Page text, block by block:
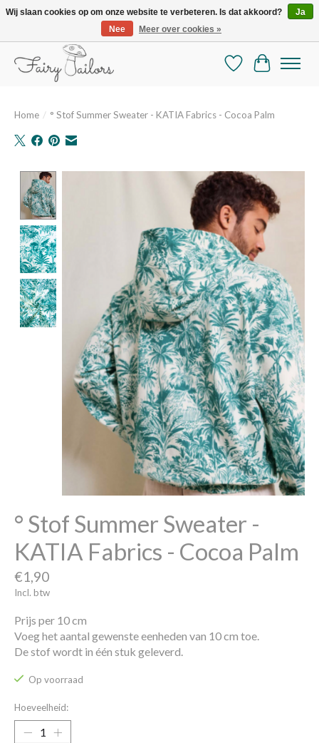
De mooiste online selectie stoffen en mercerie
Verlanglijst
Home / ° Stof Summer Sweater - KATIA Fabrics - Cocoa Palm
Product image slideshow Items
° Stof Summer Sweater -
KATIA Fabrics - Cocoa Palm
€1,90
Incl. btw
Prijs per 10 cm
Voeg het aantal gewenste eenheden van 10 cm toe.
De stof wordt in één stuk geleverd.
Op voorraad
Hoeveelheid:
Wij slaan cookies op om onze website te verbeteren. Is dat akkoord?
Ja
Nee
Meer over cookies »